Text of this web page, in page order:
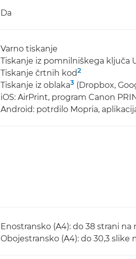
Da
Varno tiskanje
Tiskanje iz pomnilniškega ključa
Tiskanje črtnih kod2
Tiskanje iz oblaka3 (Dropbox,
iOS: AirPrint, program Canon
Android: potrdilo Mopria,
Enostransko (A4): do 38 strani
Obojestransko (A4): do 30,3 slike